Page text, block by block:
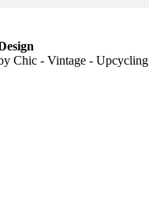
Vintage - Upcycling